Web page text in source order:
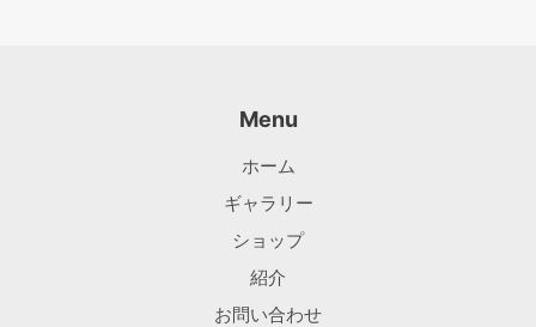
Menu
ホーム
ギャラリー
ショップ
紹介
お問い合わせ